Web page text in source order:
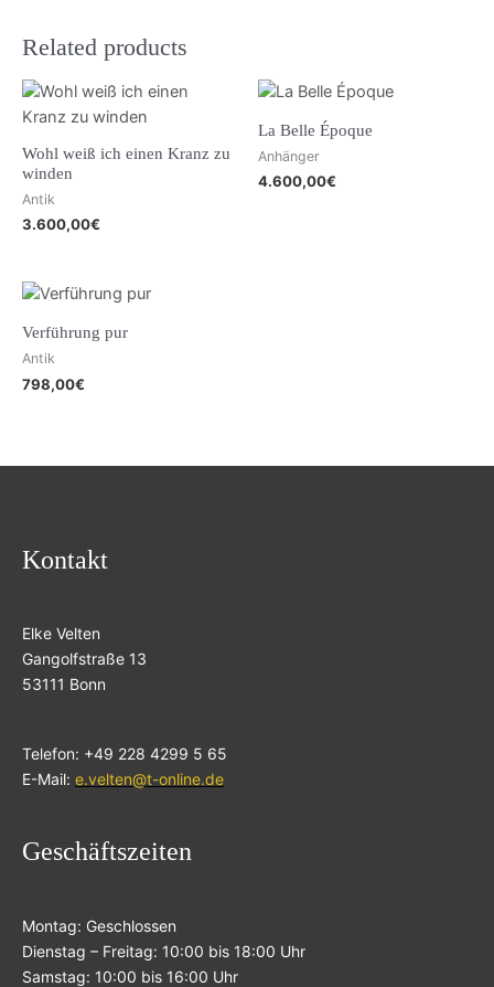
Related products
Wohl weiß ich einen Kranz zu
winden
Antik
3.600,00€
La Belle Époque
Anhänger
4.600,00€
Verführung pur
Antik
798,00€
Kontakt
Elke Velten
Gangolfstraße 13
53111 Bonn
Telefon: +49 228 4299 5 65
E-Mail: e.velten@t-online.de
Geschäftszeiten
Montag: Geschlossen
Dienstag – Freitag: 10:00 bis 18:00 Uhr
Samstag: 10:00 bis 16:00 Uhr